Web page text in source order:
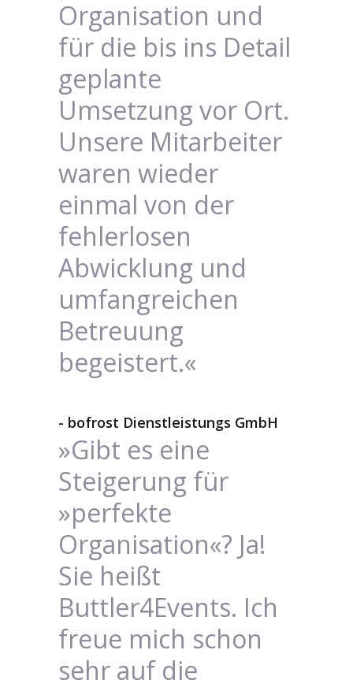
Organisation und
für die bis ins Detail
geplante
Umsetzung vor Ort.
Unsere Mitarbeiter
waren wieder
einmal von der
fehlerlosen
Abwicklung und
umfangreichen
Betreuung
begeistert.«
- bofrost Dienstleistungs GmbH
»Gibt es eine
Steigerung für
»perfekte
Organisation«? Ja!
Sie heißt
Buttler4Events. Ich
freue mich schon
sehr auf die